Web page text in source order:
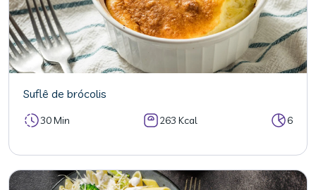
Suflê de brócolis
30 Min 263 Kcal 6